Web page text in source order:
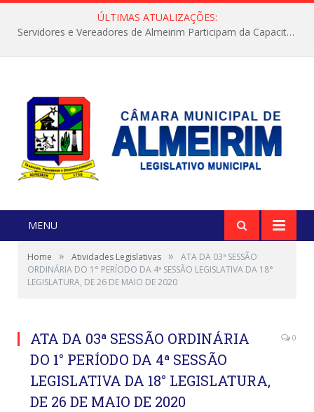
ÚLTIMAS ATUALIZAÇÕES:
Servidores e Vereadores de Almeirim Participam da Capacitação “Orientar é a Nossa Missão”
MENU
Home » Atividades Legislativas »
ATA DA 03ª SESSÃO
ORDINÁRIA DO 1° PERÍODO DA 4ª SESSÃO LEGISLATIVA DA 18°
LEGISLATURA, DE 26 DE MAIO DE 2020
ATA DA 03ª SESSÃO ORDINÁRIA
DO 1° PERÍODO DA 4ª SESSÃO
LEGISLATIVA DA 18° LEGISLATURA,
DE 26 DE MAIO DE 2020
0